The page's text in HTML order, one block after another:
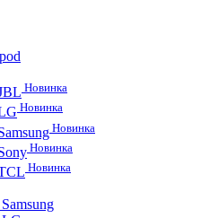
Новинка
Новинка
Новинка
Новинка
Новинка